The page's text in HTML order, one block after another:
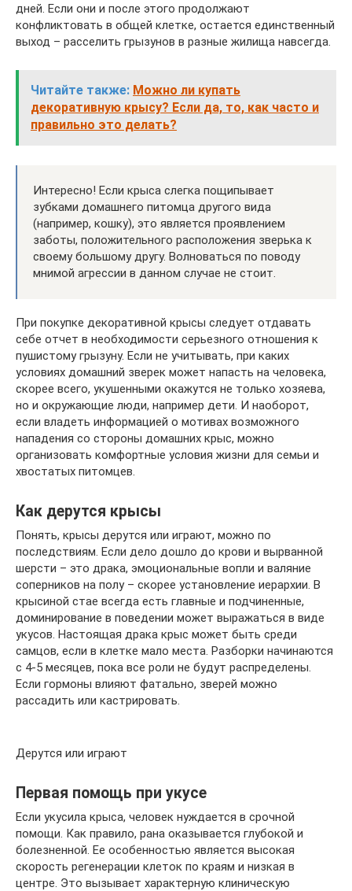
дней. Если они и после этого продолжают
конфликтовать в общей клетке, остается единственный
выход – расселить грызунов в разные жилища навсегда.
Читайте также: Можно ли купать
декоративную крысу? Если да, то, как часто и
правильно это делать?
Интересно! Если крыса слегка пощипывает
зубками домашнего питомца другого вида
(например, кошку), это является проявлением
заботы, положительного расположения зверька к
своему большому другу. Волноваться по поводу
мнимой агрессии в данном случае не стоит.
При покупке декоративной крысы следует отдавать
себе отчет в необходимости серьезного отношения к
пушистому грызуну. Если не учитывать, при каких
условиях домашний зверек может напасть на человека,
скорее всего, укушенными окажутся не только хозяева,
но и окружающие люди, например дети. И наоборот,
если владеть информацией о мотивах возможного
нападения со стороны домашних крыс, можно
организовать комфортные условия жизни для семьи и
хвостатых питомцев.
Как дерутся крысы
Понять, крысы дерутся или играют, можно по
последствиям. Если дело дошло до крови и вырванной
шерсти – это драка, эмоциональные вопли и валяние
соперников на полу – скорее установление иерархии. В
крысиной стае всегда есть главные и подчиненные,
доминирование в поведении может выражаться в виде
укусов. Настоящая драка крыс может быть среди
самцов, если в клетке мало места. Разборки начинаются
с 4-5 месяцев, пока все роли не будут распределены.
Если гормоны влияют фатально, зверей можно
рассадить или кастрировать.
Дерутся или играют
Первая помощь при укусе
Если укусила крыса, человек нуждается в срочной
помощи. Как правило, рана оказывается глубокой и
болезненной. Ее особенностью является высокая
скорость регенерации клеток по краям и низкая в
центре. Это вызывает характерную клиническую